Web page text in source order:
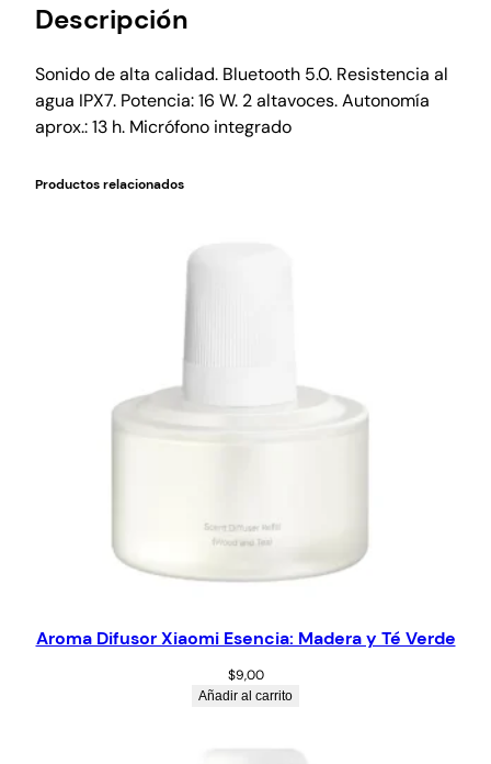
Descripción
Sonido de alta calidad. Bluetooth 5.0. Resistencia al
agua IPX7. Potencia: 16 W. 2 altavoces. Autonomía
aprox.: 13 h. Micrófono integrado
Productos relacionados
Aroma Difusor Xiaomi Esencia: Madera y Té Verde
$9,00
Añadir al carrito